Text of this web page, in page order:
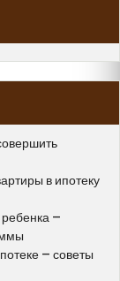
в ипотеку
ребенка –
– советы